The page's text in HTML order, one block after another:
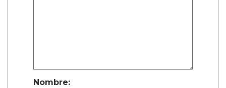
Nombre: